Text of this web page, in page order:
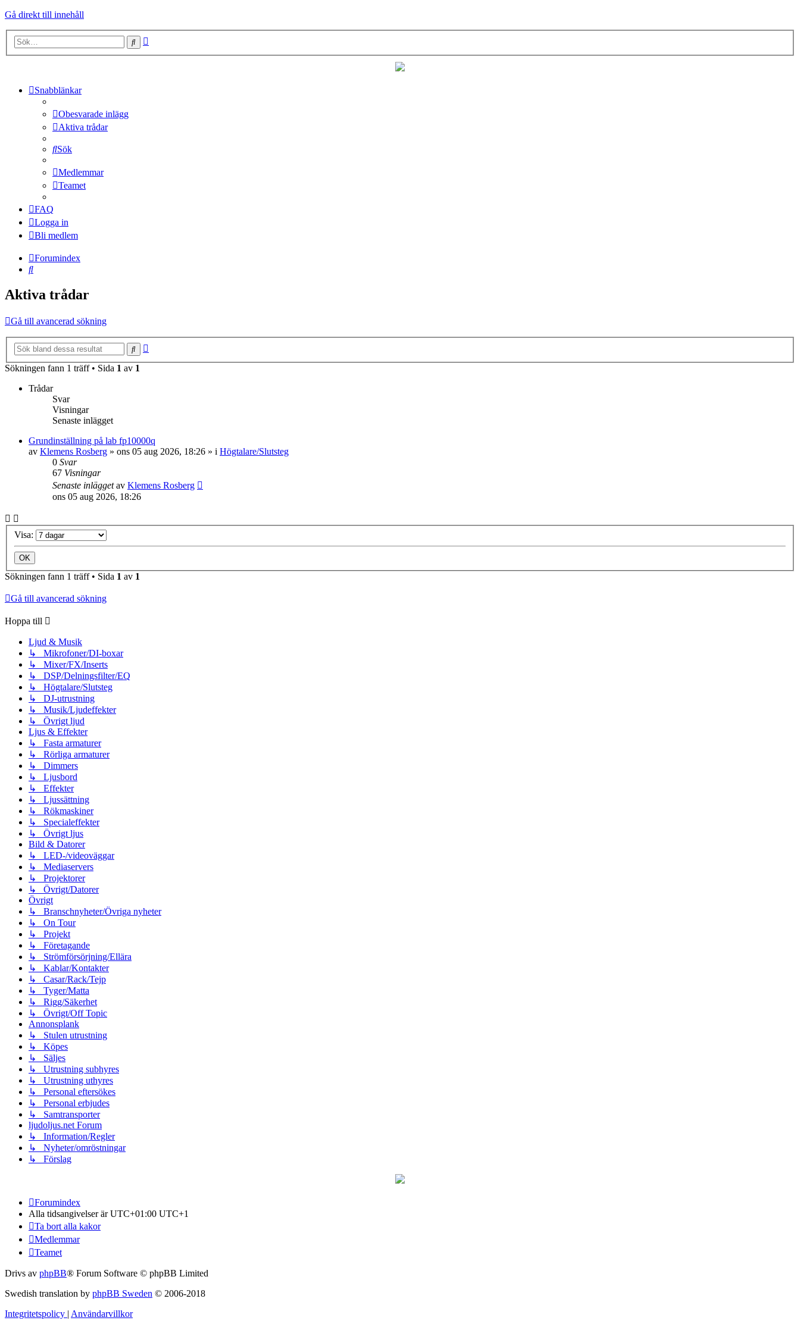
Gå direkt till innehåll
Sök
Snabblänkar
Obesvarade inlägg
Aktiva trådar
Sök
Medlemmar
Teamet
FAQ
Logga in
Bli medlem
Forumindex
Sök
Aktiva trådar
Gå till avancerad sökning
Sök
Sökningen fann 1 träff • Sida 1 av 1
Trådar
Svar
Visningar
Senaste inlägget
Grundinställning på lab fp10000q
av Klemens Rosberg » ons 05 aug 2026, 18:26 » i Högtalare/Slutsteg
0 Svar
67 Visningar
Senaste inläggetav Klemens Rosberg
ons 05 aug 2026, 18:26
Visa:
Sökningen fann 1 träff • Sida 1 av 1
Gå till avancerad sökning
Hoppa till
Ljud & Musik
↳ Mikrofoner/DI-boxar
↳ Mixer/FX/Inserts
↳ DSP/Delningsfilter/EQ
↳ Högtalare/Slutsteg
↳ DJ-utrustning
↳ Musik/Ljudeffekter
↳ Övrigt ljud
Ljus & Effekter
↳ Fasta armaturer
↳ Rörliga armaturer
↳ Dimmers
↳ Ljusbord
↳ Effekter
↳ Ljussättning
↳ Rökmaskiner
↳ Specialeffekter
↳ Övrigt ljus
Bild & Datorer
↳ LED-/videoväggar
↳ Mediaservers
↳ Projektorer
↳ Övrigt/Datorer
Övrigt
↳ Branschnyheter/Övriga nyheter
↳ On Tour
↳ Projekt
↳ Företagande
↳ Strömförsörjning/Ellära
↳ Kablar/Kontakter
↳ Casar/Rack/Tejp
↳ Tyger/Matta
↳ Rigg/Säkerhet
↳ Övrigt/Off Topic
Annonsplank
↳ Stulen utrustning
↳ Köpes
↳ Säljes
↳ Utrustning subhyres
↳ Utrustning uthyres
↳ Personal eftersökes
↳ Personal erbjudes
↳ Samtransporter
ljudoljus.net Forum
↳ Information/Regler
↳ Nyheter/omröstningar
↳ Förslag
Forumindex
Alla tidsangivelser är UTC+01:00 UTC+1
Ta bort alla kakor
Medlemmar
Teamet
Drivs av phpBB® Forum Software © phpBB Limited
Swedish translation by phpBB Sweden © 2006-2018
Integritetspolicy | Användarvillkor